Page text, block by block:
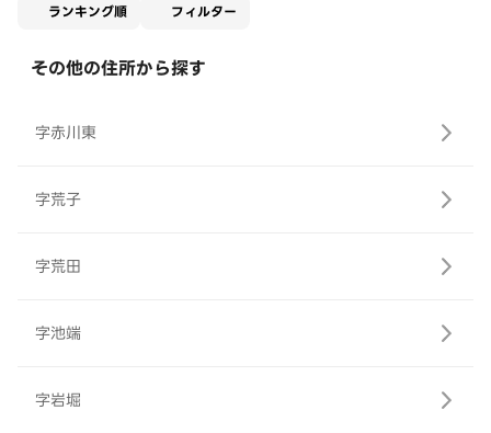
ランキング順 フィルター
その他の住所から探す
字赤川東
字荒子
字荒田
字池端
字岩堀